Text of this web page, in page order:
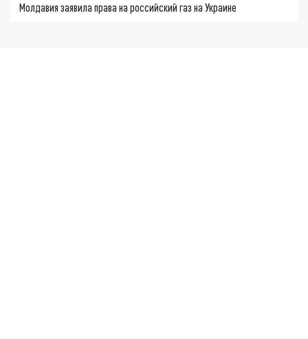
Молдавия заявила права на российский газ на Украине